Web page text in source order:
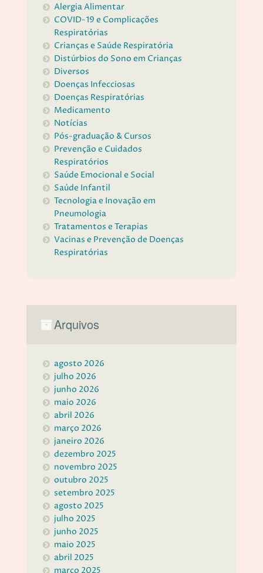
Alergia Alimentar
COVID-19 e Complicações
Respiratórias
Crianças e Saúde Respiratória
Distúrbios do Sono em Crianças
Diversos
Doenças Infecciosas
Doenças Respiratórias
Medicamento
Notícias
Pós-graduação & Cursos
Prevenção e Cuidados
Respiratórios
Saúde Emocional e Social
Saúde Infantil
Tecnologia e Inovação em
Pneumologia
Tratamentos e Terapias
Vacinas e Prevenção de Doenças
Respiratórias
Arquivos
agosto 2026
julho 2026
junho 2026
maio 2026
abril 2026
março 2026
janeiro 2026
dezembro 2025
novembro 2025
outubro 2025
setembro 2025
agosto 2025
julho 2025
junho 2025
maio 2025
abril 2025
março 2025